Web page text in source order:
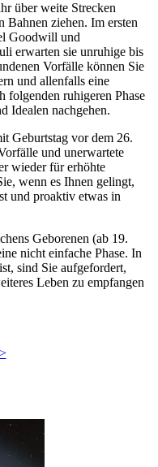
über weite Strecken
Bahnen ziehen. Im ersten
Goodwill und
erwarten sie unruhige bis
Vorfälle können Sie
und allenfalls eine
folgenden ruhigeren Phase
Idealen nachgehen.
Geburtstag vor dem 26.
und unerwartete
wieder für erhöhte
wenn es Ihnen gelingt,
und proaktiv etwas in
Geborenen (ab 19.
nicht einfache Phase. In
sind Sie aufgefordert,
Leben zu empfangen